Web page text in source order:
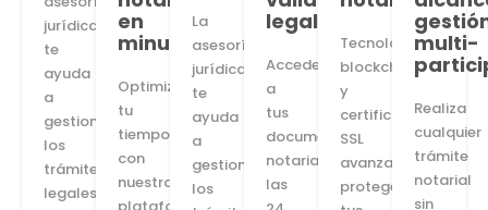
jurídica
te
ayuda
a
gestionar
los
trámites
legales
en
minutos
Optimiza
tu
tiempo
con
nuestra
La
asesoría
jurídica
te
ayuda
a
gestionar
los
legal
Accede
a
tus
documentos
notariales
las
Tecnología
blockchain
y
certificados
SSL
avanzados
protegen
multi-
Realiza
cualquier
trámite
notarial
sin